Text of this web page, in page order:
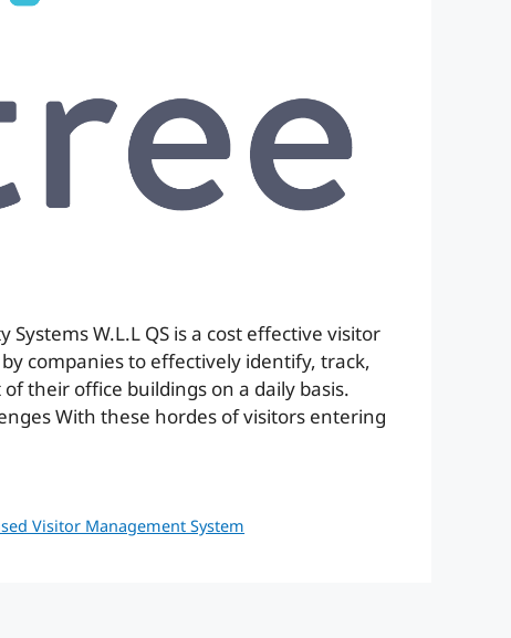
W.L.L QS is a cost effective visitor
companies to effectively identify, track,
their office buildings on a daily basis.
With these hordes of visitors entering
Visitor Management System